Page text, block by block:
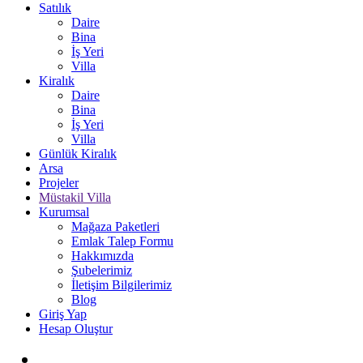
Satılık
Daire
Bina
İş Yeri
Villa
Kiralık
Daire
Bina
İş Yeri
Villa
Günlük Kiralık
Arsa
Projeler
Müstakil Villa
Kurumsal
Mağaza Paketleri
Emlak Talep Formu
Hakkımızda
Şubelerimiz
İletişim Bilgilerimiz
Blog
Giriş Yap
Hesap Oluştur